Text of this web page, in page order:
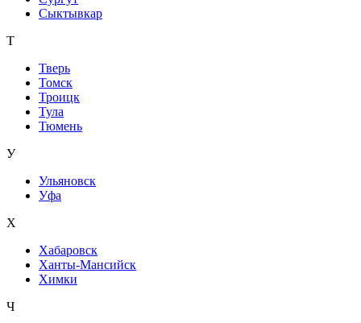
Сыктывкар
Т
Тверь
Томск
Троицк
Тула
Тюмень
У
Ульяновск
Уфа
Х
Хабаровск
Ханты-Мансийск
Химки
Ч